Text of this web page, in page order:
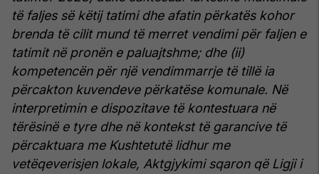
të faljes së këtij tatimi dhe afatin përkatës kohor
brenda të cilit mund të merret vendimi për faljen e
tatimit në pronën e paluajtshme; dhe (ii)
kompetencën për një vendimmarrje të tillë ia
përcakton kuvendeve përkatëse komunale. Në
interpretimin e dispozitave të kontestuara në
tërësinë e tyre dhe në kontekst të garancive të
përcaktuara me Kushtetutë lidhur me
vetëqeverisjen lokale, Aktgjykimi sqaron që Ligji i